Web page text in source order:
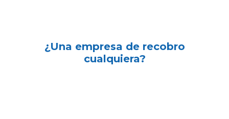
¿Una empresa de recobro
cualquiera?